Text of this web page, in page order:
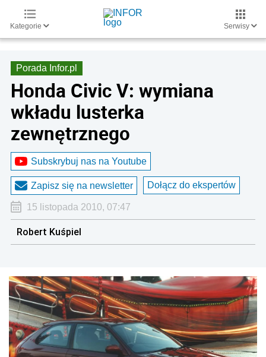
Kategorie Serwisy
Porada Infor.pl
Honda Civic V: wymiana
wkładu lusterka
zewnętrznego
Subskrybuj nas na Youtube
Zapisz się na newsletter Dołącz do ekspertów
15 listopada 2010, 07:47
Robert Kuśpiel